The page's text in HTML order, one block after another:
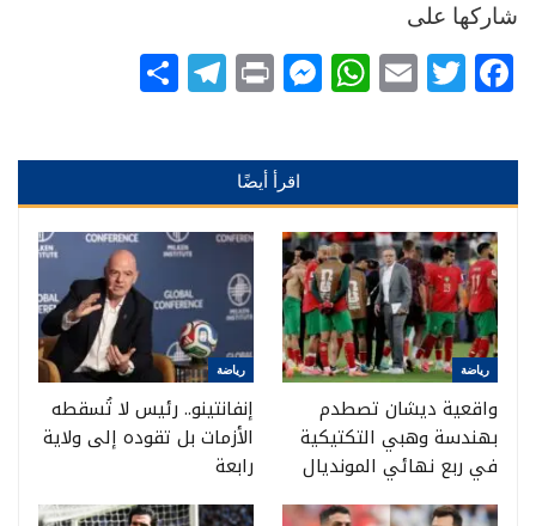
شاركها على
Facebook
Twitter
Email
WhatsApp
Messenger
Print
Telegram
اقرأ أيضًا
رياضة
واقعية ديشان تصطدم
بهندسة وهبي التكتيكية
في ربع نهائي المونديال
رياضة
إنفانتينو.. رئيس لا تُسقطه
الأزمات بل تقوده إلى ولاية
رابعة